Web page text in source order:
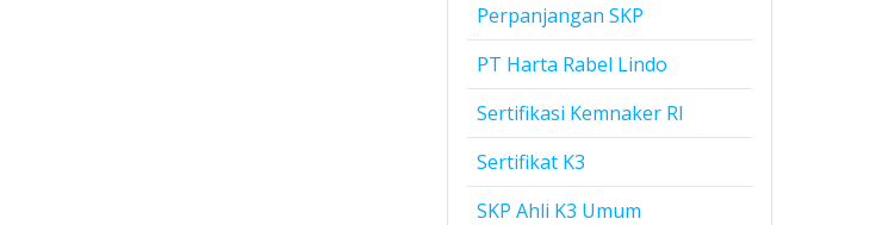
Perpanjangan SKP
PT Harta Rabel Lindo
Sertifikasi Kemnaker RI
Sertifikat K3
SKP Ahli K3 Umum